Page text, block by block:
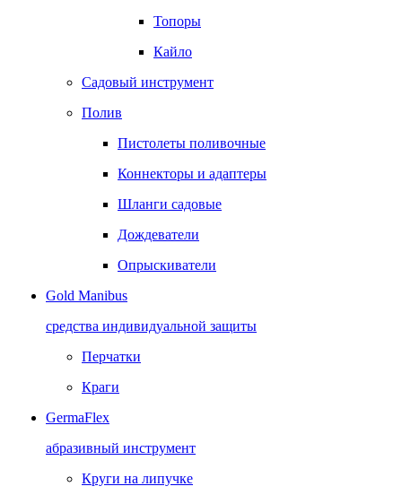
Топоры
Кайло
Садовый инструмент
Полив
Пистолеты поливочные
Коннекторы и адаптеры
Шланги садовые
Дождеватели
Опрыскиватели
Gold Manibus
средства индивидуальной защиты
Перчатки
Краги
GermaFlex
абразивный инструмент
Круги на липучке